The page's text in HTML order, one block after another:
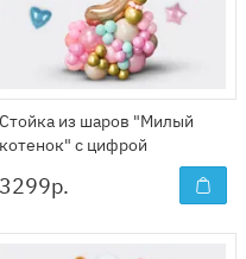
Стойка из шаров "Милый
котенок" с цифрой
3299р.